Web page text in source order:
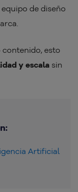
de diseño
esto
y escala sin
Artificial